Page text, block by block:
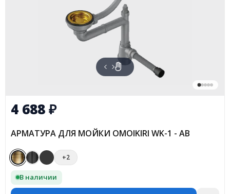
4 688₽
АРМАТУРА ДЛЯ МОЙКИ OMOIKIRI WK-1 - AB
+2
В наличии